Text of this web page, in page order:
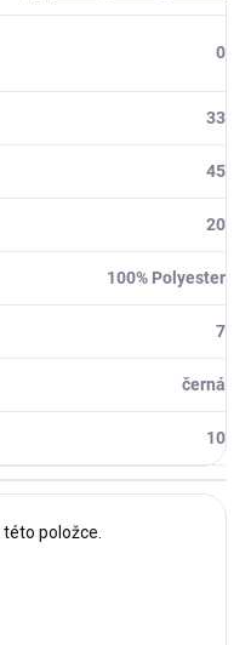
0
33
45
20
100% Polyester
7
černá
10
této položce.